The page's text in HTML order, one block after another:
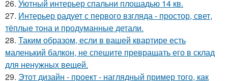
26. Уютный интерьер спальни площадью 14 кв.
27. Интерьер радует с первого взгляда - простор, свет,
тёплые тона и продуманные детали.
28. Таким образом, если в вашей квартире есть
маленький балкон, не спешите превращать его в склад
для ненужных вещей.
29. Этот дизайн - проект - наглядный пример того, как